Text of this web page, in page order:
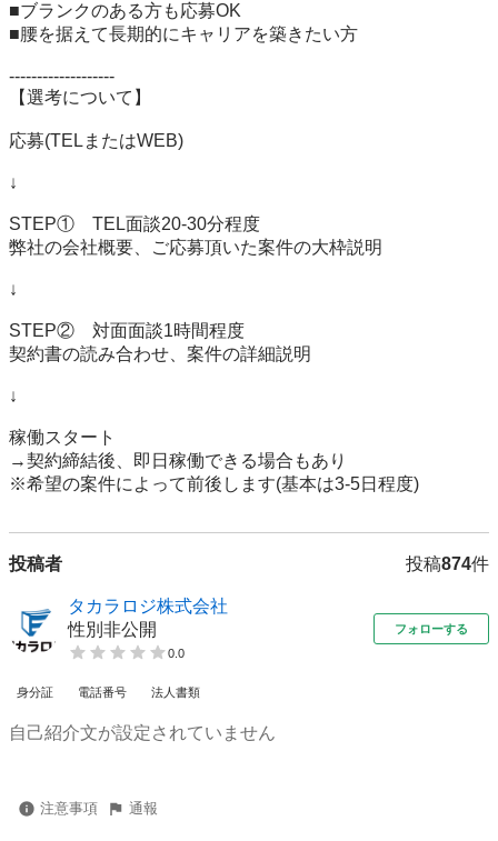
■ブランクのある方も応募OK
■腰を据えて長期的にキャリアを築きたい方
-------------------
【選考について】
応募(TELまたはWEB)
↓
STEP①　TEL面談20-30分程度
弊社の会社概要、ご応募頂いた案件の大枠説明
↓
STEP②　対面面談1時間程度
契約書の読み合わせ、案件の詳細説明
↓
稼働スタート
→契約締結後、即日稼働できる場合もあり
※希望の案件によって前後します(基本は3-5日程度)
投稿者 投稿874件
タカラロジ株式会社
性別非公開
0.0
フォローする
身分証 電話番号 法人書類
自己紹介文が設定されていません
注意事項 通報